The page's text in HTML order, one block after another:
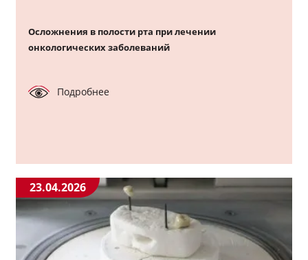
Осложнения в полости рта при лечении
онкологических заболеваний
Подробнее
23.04.2026